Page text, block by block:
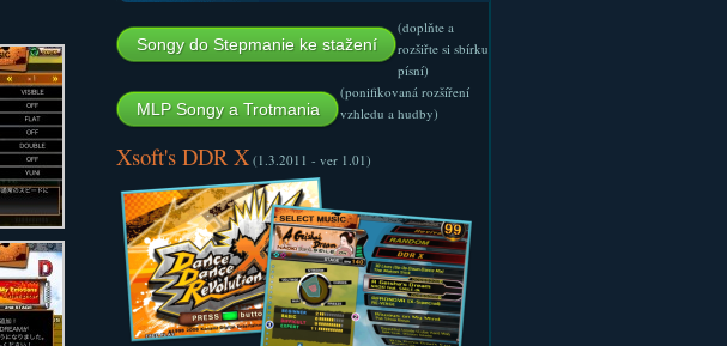
Songy do Stepmanie ke stažení
(doplňte a
rozšiřte si sbírku
písní)
MLP Songy a Trotmania
(ponifikovaná rozšíření
vzhledu a hudby)
Xsoft's DDR X(1.3.2011 - ver 1.01)